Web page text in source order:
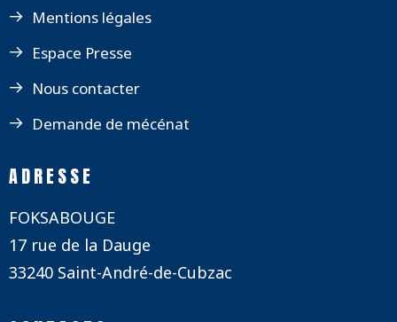
Mentions légales
Espace Presse
Nous contacter
Demande de mécénat
ADRESSE
FOKSABOUGE
17 rue de la Dauge
33240 Saint-André-de-Cubzac